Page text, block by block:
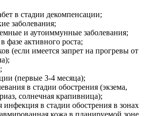
в стадии декомпенсации;
заболевания;
и аутоиммунные заболевания;
фазе активного роста;
(если имеется запрет на прогревы от
(первые 3-4 месяца);
в стадии обострения (экзема,
солнечная крапивница);
инфекция в стадии обострения в зонах
кожа в планируемой зоне